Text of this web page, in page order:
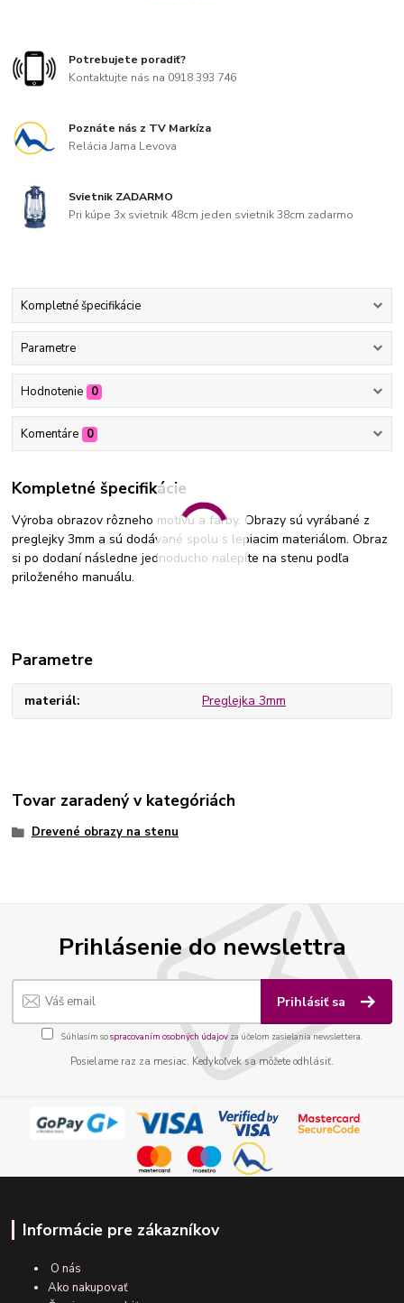
Potrebujete poradiť?
Kontaktujte nás na 0918 393 746
Poznáte nás z TV Markíza
Relácia Jama Levova
Svietnik ZADARMO
Pri kúpe 3x svietnik 48cm jeden svietnik 38cm zadarmo
Kompletné špecifikácie
Parametre
Hodnotenie 0
Komentáre 0
Kompletné špecifikácie
Výroba obrazov rôzneho motívu a farby. Obrazy sú vyrábané z
preglejky 3mm a sú dodávané spolu s lepiacim materiálom. Obraz
si po dodaní následne jednoducho nalepíte na stenu podľa
priloženého manuálu.
Parametre
materiál Preglejka 3mm
Tovar zaradený v kategóriách
Drevené obrazy na stenu
Prihlásenie do newslettra
Prihlásiť sa
Súhlasím sospracovaním osobných údajov za účelom zasielania newslettera.
Posielame raz za mesiac. Kedykoľvek sa môžete odhlásiť.
Informácie pre zákazníkov
O nás
Ako nakupovať